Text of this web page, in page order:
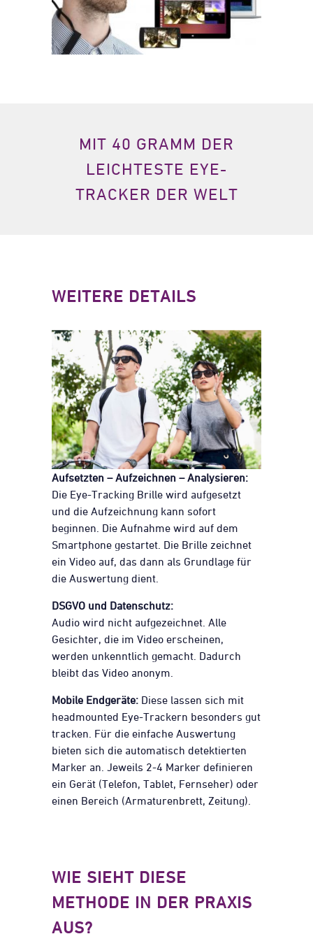
MIT 40 GRAMM DER
LEICHTESTE EYE-
TRACKER DER WELT
WEITERE DETAILS
Aufsetzten – Aufzeichnen – Analysieren:
Die Eye-Tracking Brille wird aufgesetzt
und die Aufzeichnung kann sofort
beginnen. Die Aufnahme wird auf dem
Smartphone gestartet. Die Brille zeichnet
ein Video auf, das dann als Grundlage für
die Auswertung dient.
DSGVO und Datenschutz:
Audio wird nicht aufgezeichnet. Alle
Gesichter, die im Video erscheinen,
werden unkenntlich gemacht. Dadurch
bleibt das Video anonym.
Mobile Endgeräte: Diese lassen sich mit
headmounted Eye-Trackern besonders gut
tracken. Für die einfache Auswertung
bieten sich die automatisch detektierten
Marker an. Jeweils 2-4 Marker definieren
ein Gerät (Telefon, Tablet, Fernseher) oder
einen Bereich (Armaturenbrett, Zeitung).
WIE SIEHT DIESE
METHODE IN DER PRAXIS
AUS?